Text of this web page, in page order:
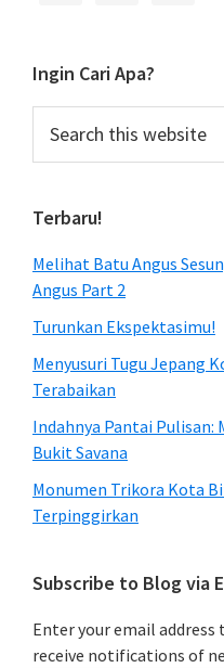
Ingin Cari Apa?
this
Terbaru!
Melihat Batu Angus
Angus Part 2
Turunkan Ekspektasimu!
Menyusuri Tugu Jepang
Terabaikan
Indahnya Pantai Pulisan:
Bukit Savana
Monumen Trikora Kota
Terpinggirkan
Subscribe to Blog via
Enter your email
receive notifications of